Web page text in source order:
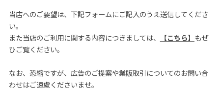
メニュー
トップページ
マイページ
当店へのご要望は、下記フォームにご記入のうえ送信してくださ
い。
また当店のご利用に関する内容につきましては、
【こちら】 もぜ
ひご覧ください。
なお、恐縮ですが、広告のご提案や業販取引についてのお問い合
わせはご遠慮くださいませ。